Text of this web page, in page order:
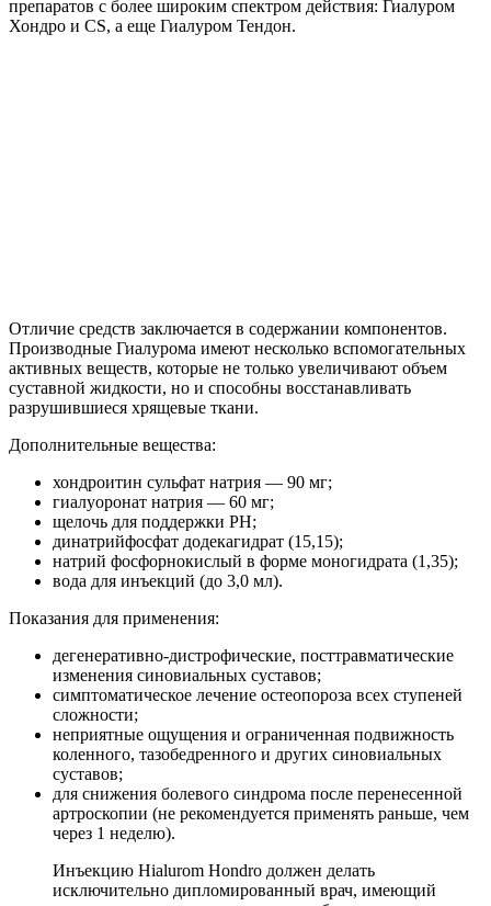
препаратов с более широким спектром действия: Гиалуром
Хондро и CS, а еще Гиалуром Тендон.
Отличие средств заключается в содержании компонентов.
Производные Гиалурома имеют несколько вспомогательных
активных веществ, которые не только увеличивают объем
суставной жидкости, но и способны восстанавливать
разрушившиеся хрящевые ткани.
Дополнительные вещества:
хондроитин сульфат натрия — 90 мг;
гиалуоронат натрия — 60 мг;
щелочь для поддержки PH;
динатрийфосфат додекагидрат (15,15);
натрий фосфорнокислый в форме моногидрата (1,35);
вода для инъекций (до 3,0 мл).
Показания для применения:
дегенеративно-дистрофические, посттравматические
изменения синовиальных суставов;
симптоматическое лечение остеопороза всех ступеней
сложности;
неприятные ощущения и ограниченная подвижность
коленного, тазобедренного и других синовиальных
суставов;
для снижения болевого синдрома после перенесенной
артроскопии (не рекомендуется применять раньше, чем
через 1 неделю).
Инъекцию Hialurom Hondro должен делать
исключительно дипломированный врач, имеющий